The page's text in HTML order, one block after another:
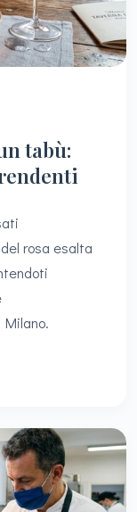
tabù:
rosa esalta